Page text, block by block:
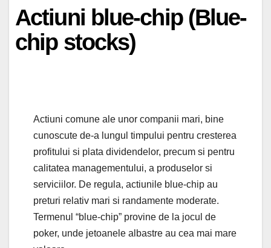
Actiuni blue-chip (Blue-
chip stocks)
Actiuni comune ale unor companii mari, bine
cunoscute de-a lungul timpului pentru cresterea
profitului si plata dividendelor, precum si pentru
calitatea managementului, a produselor si
serviciilor. De regula, actiunile blue-chip au
preturi relativ mari si randamente moderate.
Termenul “blue-chip” provine de la jocul de
poker, unde jetoanele albastre au cea mai mare